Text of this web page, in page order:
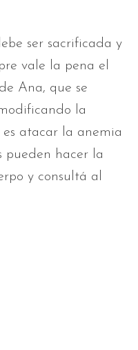
ser sacrificada y
vale la pena el
Ana, que se
la
atacar la anemia
pueden hacer la
y consultá al